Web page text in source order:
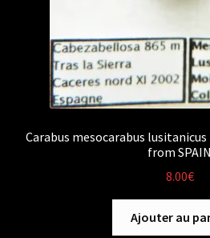
Carabus mesocarabus
from SPAIN
8.00€
Ajouter au